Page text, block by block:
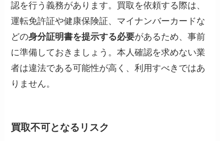
認を行う義務があります。買取を依頼する際は、
運転免許証や健康保険証、マイナンバーカードな
どの身分証明書を提示する必要があるため、事前
に準備しておきましょう。本人確認を求めない業
者は違法である可能性が高く、利用すべきではあ
りません。
買取不可となるリスク